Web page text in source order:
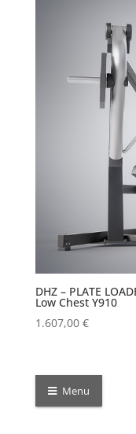
DHZ – PLATE
Low Chest Y910
1.607,00 €
Menu